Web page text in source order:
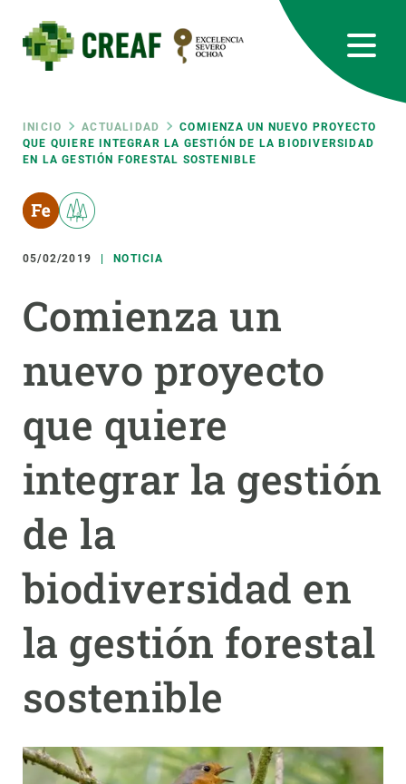
contenido
principal
Ruta
de
navegación
INICIO ACTUALIDAD
COMIENZA UN NUEVO PROYECTO
QUE QUIERE INTEGRAR LA GESTIÓN DE LA BIODIVERSIDAD
EN LA GESTIÓN FORESTAL SOSTENIBLE
05/02/2019 NOTICIA
Comienza un
nuevo proyecto
que quiere
integrar la gestión
de la
biodiversidad en
la gestión forestal
sostenible
RRSS
Featured
responsive
Responsive
menu
INVESTIGACIÓN
CIENCIA EN ACCIÓN
PARTICIPA
NOTICIAS Y AGENDA